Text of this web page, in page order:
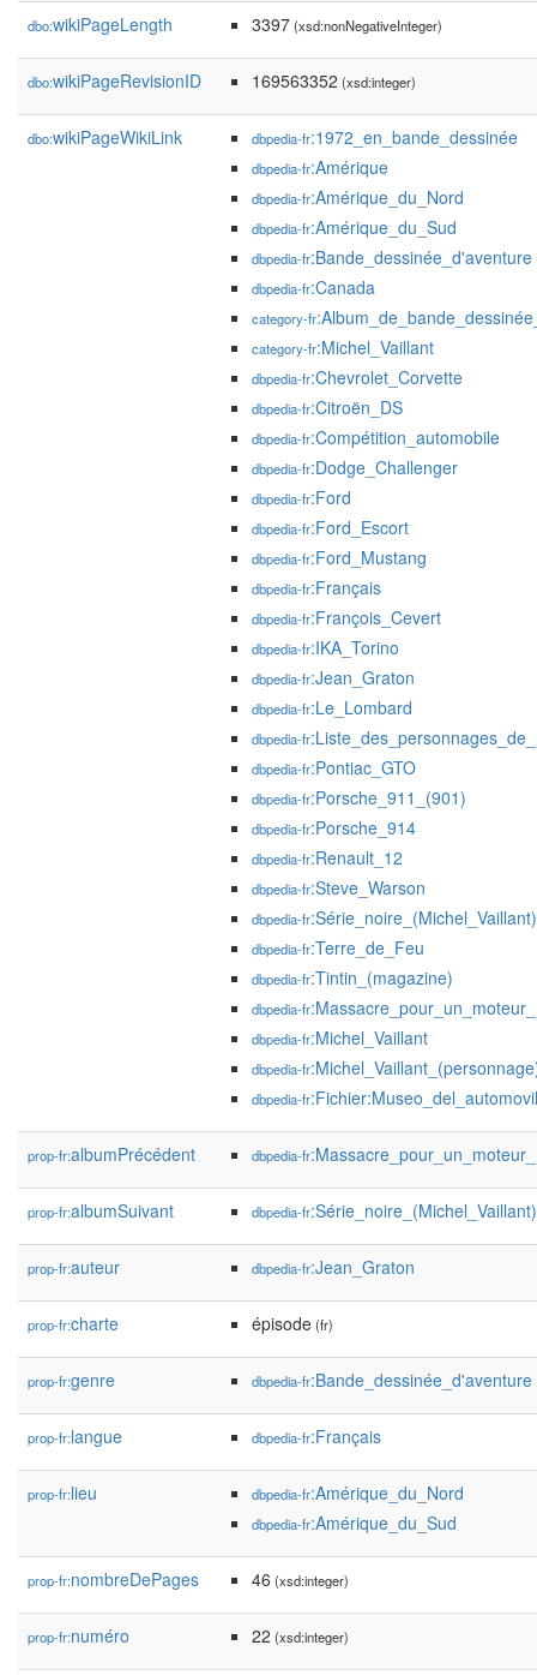
dbo:wikiPageLength 3397(xsd:nonNegativeInteger)
dbo:wikiPageRevisionID 169563352 (xsd:integer)
dbo:wikiPageWikiLink dbpedia-fr:1972_en_bande_dessinée
dbpedia-fr:Amérique
dbpedia-fr:Amérique_du_Nord
dbpedia-fr:Amérique_du_Sud
dbpedia-fr:Bande_dessinée_d'aventure
dbpedia-fr:Canada
category-fr
category-fr:Michel_Vaillant
dbpedia-fr:Chevrolet_Corvette
dbpedia-fr:Citroën_DS
dbpedia-fr:Compétition_automobile
dbpedia-fr:Dodge_Challenger
dbpedia-fr:Ford
dbpedia-fr:Ford_Escort
dbpedia-fr:Ford_Mustang
dbpedia-fr:Français
dbpedia-fr:François_Cevert
dbpedia-fr:IKA_Torino
dbpedia-fr:Jean_Graton
dbpedia-fr:Le_Lombard
dbpedia-fr
dbpedia-fr:Pontiac_GTO
dbpedia-fr:Porsche_911_(901)
dbpedia-fr:Porsche_914
dbpedia-fr:Renault_12
dbpedia-fr:Steve_Warson
dbpedia-fr:Série_noire_(Michel_Vaillant)
dbpedia-fr:Terre_de_Feu
dbpedia-fr:Tintin_(magazine)
dbpedia-fr
dbpedia-fr:Michel_Vaillant
dbpedia-fr
dbpedia-fr
prop-fr:albumPrécédent dbpedia-fr
prop-fr:albumSuivant dbpedia-fr:Série_noire_(Michel_Vaillant)
prop-fr:auteur dbpedia-fr:Jean_Graton
prop-fr:charte épisode(fr)
prop-fr:genre dbpedia-fr:Bande_dessinée_d'aventure
prop-fr:langue dbpedia-fr:Français
prop-fr:lieu dbpedia-fr:Amérique_du_Nord
dbpedia-fr:Amérique_du_Sud
prop-fr:nombreDePages 46 (xsd:integer)
prop-fr:numéro 22 (xsd:integer)